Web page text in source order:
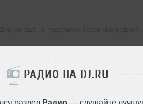
РАДИО НА DJ.RU
раздел Радио — слушайте